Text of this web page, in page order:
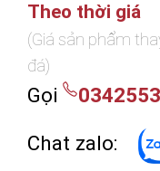
Theo thời giá
(Giá sản phẩm
đá)
Gọi
Chat zalo: